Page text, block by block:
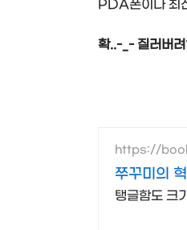
PDA폰이나 최
확..-_- 질러버
https://
쭈꾸미의
탱글함도 크